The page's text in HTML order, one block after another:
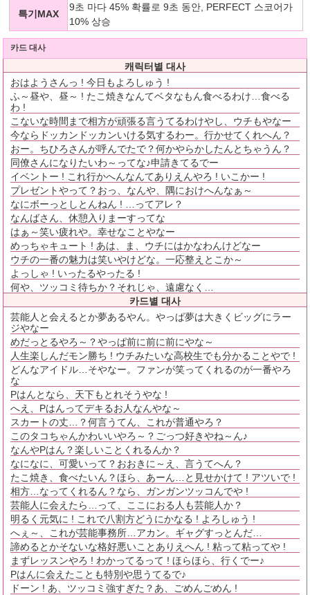
특기MAX
9초 마다 45% 확률로 9초 동안, PERFECT 스코어가
10% 상승
카드 대사
캐릭터별 대사
おはようさんっ ! 今日もよろしゅう !
ふ～昼や、昼～ ! たこ焼きなんてベタなもん食べるわけ…食べる
わ !
こないな時間まで相方が頑張る言うてるわけやし、ウチもやなー
今ならドッカンドッカンいける気するわー。行かせてくれへん？
おー。ちひろさんが呼んでたで？何かやらかしたんとちゃうん？
同僚さんになりたいわ～ってな♪申請きてるでー
イベントー ! これ行かへんなんてありえんやろ ! いこかー !
プレゼントやって？おっ、なんや、隅におけへんなぁ～
なにボーっとしとんねん ! …ってアレ？
なんばさん、休憩入りまーすってな
はぁ～笑い疲れや。幸せなことやなー
めっちゃキュート ! あは、ま、ウチにはかなわんけどなー
ウチの一番の魅力は笑いやけどな。一応整えとこか～
よっしゃ ! いったるやったる !
何や、ツッコミ待ちか？それじゃ、遠慮なく…
카드별 대사
芸能人と会えるとか夢あるやん。やっぱ夢は大きくビッグにラー
ジやなー
めだっとるやろ～？やっぱ前に前に前にやな～
人生楽しんだモン勝ち ! ウチみたいな高校生でも分かることやで !
どんなアイドル…そやなー。ファンが笑ってくれるのが一番やろ
な
Pはんとなら、天下もとれそうやな !
へえ、Pはんってデキるお人なんやな～
スカートの丈…？何言うてん、これが普通やろ？
このタコちゃんかわいいやろ～？ごっつ好きやね～ん♪
なんやPはん？楽しいことくれるんか？
なになに、可愛いって？おおきに～え、言うてへん？
たこ焼き、食べたいん？ほら、あーん…と見せかけて ! アツいで !
相方…なってくれるん？なら、ガンガンツッコんでや !
芸能人に会えたら…って、ここにおる人も芸能人か？
明るく元気に ! これで八割方どうにかなる ! よろしゅう !
へぇ～、これが芸能事務所…アカン。ギャグすっとんだ…
諦めるとかそないな格好悪いことありえへん ! 粘って粘ってや !
まずレッスンやろ ! わかってるって ! ほらほら、行くでー♪
Pはんに会えたことも特別や思うてるで♪
ドーン ! あ、ツッコミ強すぎた？あ、ごめんごめん !